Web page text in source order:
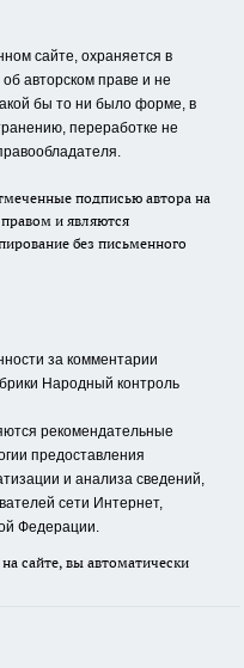
сайте, охраняется в
авторском праве и не
бы то ни было форме, в
переработке не
подписью автора на
и являются
без письменного
за комментарии
Народный контроль
рекомендательные
предоставления
и анализа сведений,
сети Интернет,
Федерации.
сайте, вы автоматически